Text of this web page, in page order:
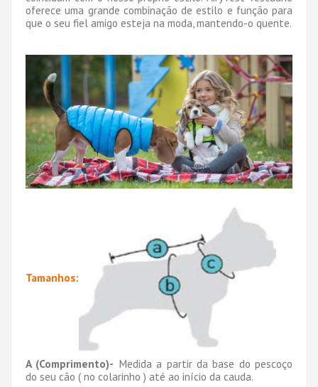
oferece uma grande combinação de estilo e função para
que o seu fiel amigo esteja na moda, mantendo-o quente.
Tamanhos:
A (Comprimento)- Medida a partir da base do pescoço
do seu cão ( no colarinho ) até ao início da cauda.